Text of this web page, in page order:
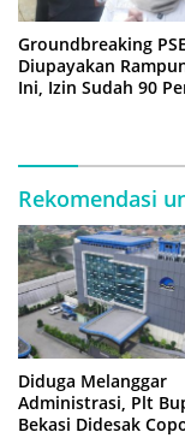
Groundbreaking
Diupayakan
Ini, Izin Sudah 90
Rekomendasi
Diduga Melanggar
Administrasi, Plt
Bekasi Didesak